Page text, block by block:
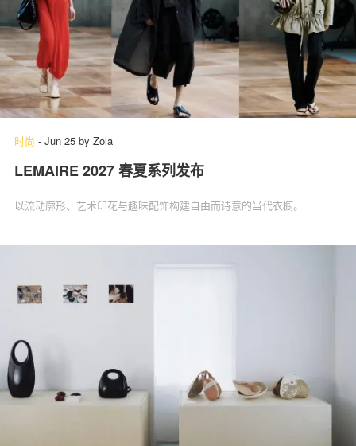
时尚 - Jun 25 by Zola
LEMAIRE 2027 春夏系列发布
以流动廓形、艺术印花与趣味配饰构建自由而诗意的当代衣橱。